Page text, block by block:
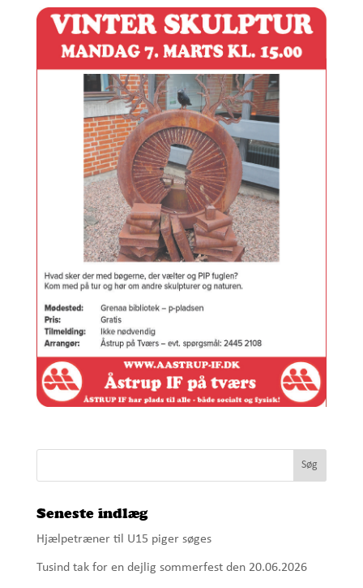
Seneste indlæg
Hjælpetræner til U15 piger søges
Tusind tak for en dejlig sommerfest den 20.06.2026